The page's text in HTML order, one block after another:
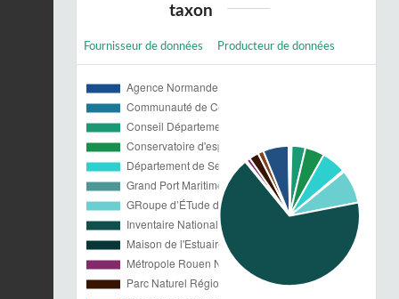
taxon
Fournisseur de données Producteur de données